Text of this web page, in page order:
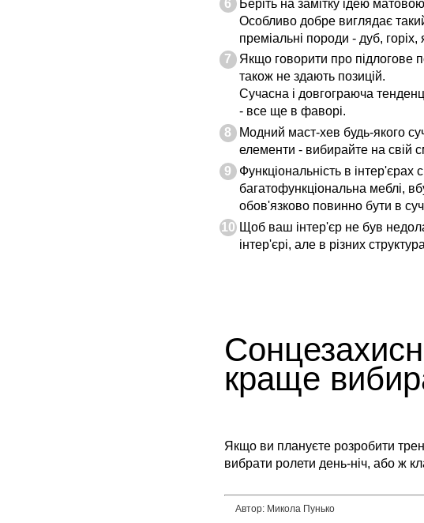
Беріть на замітку ідею
Особливо добре виглядає
преміальні породи - дуб, горіх,
Якщо говорити про підлогове
також не здають позицій.
Сучасна і довгограюча
- все ще в фаворі.
Модний маст-хев будь-якого
елементи - вибирайте на свій
Функціональність в інтер'єрах
багатофункціональна меблі,
обов'язково повинно бути в
Щоб ваш інтер'єр не був
інтер'єрі, але в різних
краще
Якщо ви плануєте розробити
вибрати ролети день-ніч, або ж
Автор: Микола Пунько